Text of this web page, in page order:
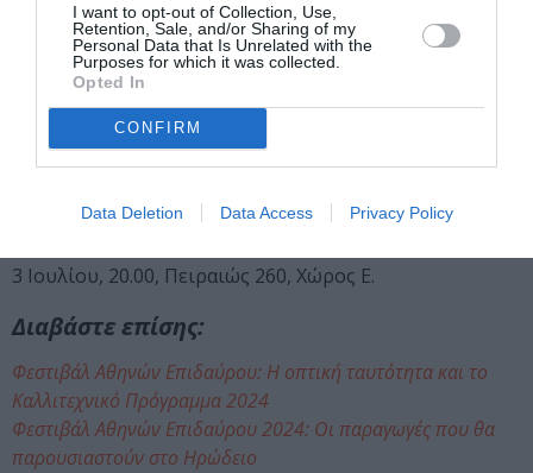
I want to opt-out of Collection, Use,
Retention, Sale, and/or Sharing of my
Personal Data that Is Unrelated with the
Purposes for which it was collected.
Opted In
CONFIRM
Data Deletion Data Access Privacy Policy
αφετηρία σκέψης και συζήτησης και με στόχο την
ανάδειξη των αξιών που η Πειραιώς προάγει και
υποστηρίζει, θα πραγματοποιηθεί στρογγυλή τράπεζα
με συμμετέχοντες και συμμετέχουσες δημιουργούς
από διάφορα καλλιτεχνικά πεδία, η οποία θα κινηθεί
γύρω από θέματα προσβασιμότητας και συμπερίληψης
εμπειρίας ως υλικού για την καλλιτεχνική δημιουργία.
3 Ιουλίου, 20.00, Πειραιώς 260, Χώρος Ε.
Διαβάστε επίσης:
Φεστιβάλ Αθηνών Επιδαύρου: Η οπτική ταυτότητα και το
Καλλιτεχνικό Πρόγραμμα 2024
Φεστιβάλ Αθηνών Επιδαύρου 2024: Οι παραγωγές που θα
παρουσιαστούν στο Ηρώδειο